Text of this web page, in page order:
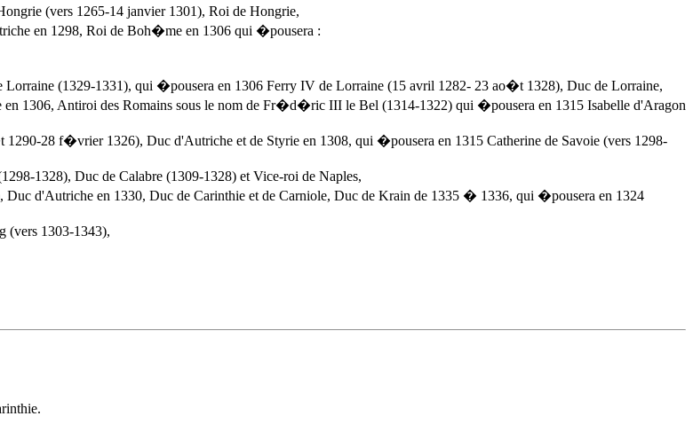
(vers 1265-14 janvier 1301), Roi de Hongrie,
en 1298, Roi de Boh�me en 1306 qui �pousera :
(1329-1331), qui �pousera en 1306 Ferry IV de Lorraine (15 avril 1282- 23 ao�t 1328), Duc de Lorraine,
1306, Antiroi des Romains sous le nom de Fr�d�ric III le Bel (1314-1322) qui �pousera en 1315 Isabelle d'Aragon
28 f�vrier 1326), Duc d'Autriche et de Styrie en 1308, qui �pousera en 1315 Catherine de Savoie (vers 1298-
1328), Duc de Calabre (1309-1328) et Vice-roi de Naples,
d'Autriche en 1330, Duc de Carinthie et de Carniole, Duc de Krain de 1335 � 1336, qui �pousera en 1324
(vers 1303-1343),